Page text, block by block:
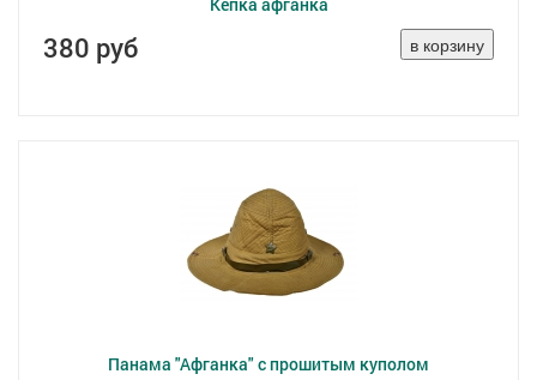
380 руб
Панама "Афганка" с прошитым куполом